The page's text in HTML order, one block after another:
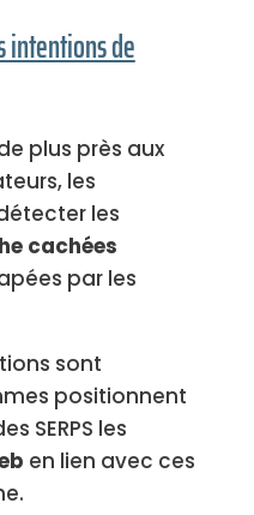
intentions de
plus près aux
les
les
cachées
par les
sont
positionnent
SERPS les
en lien avec ces